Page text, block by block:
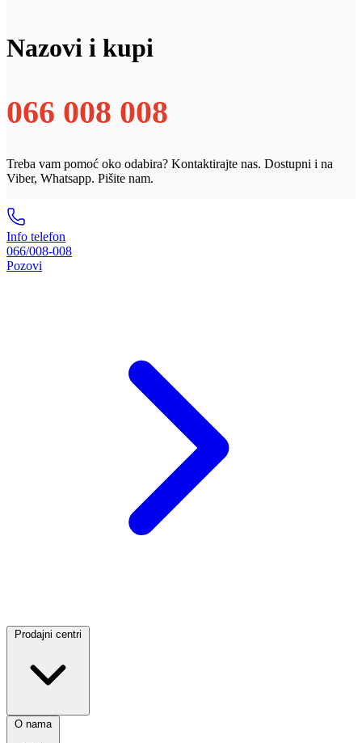
Nazovi i kupi
066 008 008
Treba vam pomoć oko odabira? Kontaktirajte nas. Dostupni i na
Viber, Whatsapp. Pišite nam.
Info telefon
066/008-008
Pozovi
Prodajni centri
O nama